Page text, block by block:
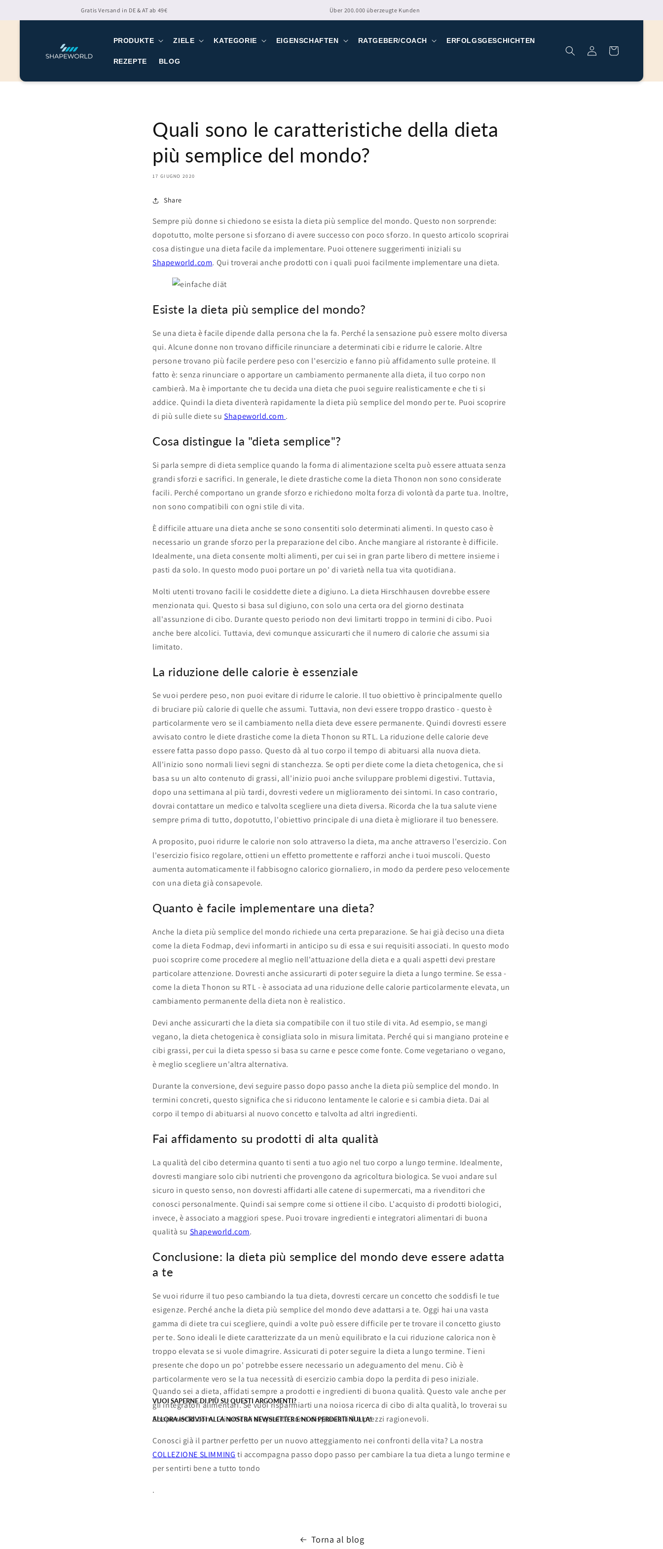
Gratis Versand in DE & AT ab 49€ Über 200.000 überzeugte Kunden
PRODUKTE ZIELE KATEGORIE EIGENSCHAFTEN RATGEBER/COACH ERFOLGSGESCHICHTEN
REZEPTE BLOG
accesso
della
Quali sono le caratteristiche della dieta
più semplice del mondo?
17 GIUGNO 2020
Share
Sempre più donne si chiedono se esista la dieta più semplice del mondo. Questo non sorprende:
dopotutto, molte persone si sforzano di avere successo con poco sforzo. In questo articolo scoprirai
cosa distingue una dieta facile da implementare. Puoi ottenere suggerimenti iniziali su
Shapeworld.com. Qui troverai anche prodotti con i quali puoi facilmente implementare una dieta.
Esiste la dieta più semplice del mondo?
Se una dieta è facile dipende dalla persona che la fa. Perché la sensazione può essere molto diversa
qui. Alcune donne non trovano difficile rinunciare a determinati cibi e ridurre le calorie. Altre
persone trovano più facile perdere peso con l'esercizio e fanno più affidamento sulle proteine. Il
fatto è: senza rinunciare o apportare un cambiamento permanente alla dieta, il tuo corpo non
cambierà. Ma è importante che tu decida una dieta che puoi seguire realisticamente e che ti si
addice. Quindi la dieta diventerà rapidamente la dieta più semplice del mondo per te. Puoi scoprire
di più sulle diete suShapeworld.com .
Cosa distingue la "dieta semplice"?
Si parla sempre di dieta semplice quando la forma di alimentazione scelta può essere attuata senza
grandi sforzi e sacrifici. In generale, le diete drastiche come la dieta Thonon non sono considerate
facili. Perché comportano un grande sforzo e richiedono molta forza di volontà da parte tua. Inoltre,
non sono compatibili con ogni stile di vita.
È difficile attuare una dieta anche se sono consentiti solo determinati alimenti. In questo caso è
necessario un grande sforzo per la preparazione del cibo. Anche mangiare al ristorante è difficile.
Idealmente, una dieta consente molti alimenti, per cui sei in gran parte libero di mettere insieme i
pasti da solo. In questo modo puoi portare un po' di varietà nella tua vita quotidiana.
Molti utenti trovano facili le cosiddette diete a digiuno. La dieta Hirschhausen dovrebbe essere
menzionata qui. Questo si basa sul digiuno, con solo una certa ora del giorno destinata
all'assunzione di cibo. Durante questo periodo non devi limitarti troppo in termini di cibo. Puoi
anche bere alcolici. Tuttavia, devi comunque assicurarti che il numero di calorie che assumi sia
limitato.
La riduzione delle calorie è essenziale
Se vuoi perdere peso, non puoi evitare di ridurre le calorie. Il tuo obiettivo è principalmente quello
di bruciare più calorie di quelle che assumi. Tuttavia, non devi essere troppo drastico - questo è
particolarmente vero se il cambiamento nella dieta deve essere permanente. Quindi dovresti essere
avvisato contro le diete drastiche come la dieta Thonon su RTL. La riduzione delle calorie deve
essere fatta passo dopo passo. Questo dà al tuo corpo il tempo di abituarsi alla nuova dieta.
All'inizio sono normali lievi segni di stanchezza. Se opti per diete come la dieta chetogenica, che si
basa su un alto contenuto di grassi, all'inizio puoi anche sviluppare problemi digestivi. Tuttavia,
dopo una settimana al più tardi, dovresti vedere un miglioramento dei sintomi. In caso contrario,
dovrai contattare un medico e talvolta scegliere una dieta diversa. Ricorda che la tua salute viene
sempre prima di tutto, dopotutto, l'obiettivo principale di una dieta è migliorare il tuo benessere.
A proposito, puoi ridurre le calorie non solo attraverso la dieta, ma anche attraverso l'esercizio. Con
l'esercizio fisico regolare, ottieni un effetto promettente e rafforzi anche i tuoi muscoli. Questo
aumenta automaticamente il fabbisogno calorico giornaliero, in modo da perdere peso velocemente
con una dieta già consapevole.
Quanto è facile implementare una dieta?
Anche la dieta più semplice del mondo richiede una certa preparazione. Se hai già deciso una dieta
come la dieta Fodmap, devi informarti in anticipo su di essa e sui requisiti associati. In questo modo
puoi scoprire come procedere al meglio nell'attuazione della dieta e a quali aspetti devi prestare
particolare attenzione. Dovresti anche assicurarti di poter seguire la dieta a lungo termine. Se essa -
come la dieta Thonon su RTL - è associata ad una riduzione delle calorie particolarmente elevata, un
cambiamento permanente della dieta non è realistico.
Devi anche assicurarti che la dieta sia compatibile con il tuo stile di vita. Ad esempio, se mangi
vegano, la dieta chetogenica è consigliata solo in misura limitata. Perché qui si mangiano proteine ​​e
cibi grassi, per cui la dieta spesso si basa su carne e pesce come fonte. Come vegetariano o vegano,
è meglio scegliere un'altra alternativa.
Durante la conversione, devi seguire passo dopo passo anche la dieta più semplice del mondo. In
termini concreti, questo significa che si riducono lentamente le calorie e si cambia dieta. Dai al
corpo il tempo di abituarsi al nuovo concetto e talvolta ad altri ingredienti.
Fai affidamento su prodotti di alta qualità
La qualità del cibo determina quanto ti senti a tuo agio nel tuo corpo a lungo termine. Idealmente,
dovresti mangiare solo cibi nutrienti che provengono da agricoltura biologica. Se vuoi andare sul
sicuro in questo senso, non dovresti affidarti alle catene di supermercati, ma a rivenditori che
conosci personalmente. Quindi sai sempre come si ottiene il cibo. L'acquisto di prodotti biologici,
invece, è associato a maggiori spese. Puoi trovare ingredienti e integratori alimentari di buona
qualità su Shapeworld.com.
Conclusione: la dieta più semplice del mondo deve essere adatta
a te
Se vuoi ridurre il tuo peso cambiando la tua dieta, dovresti cercare un concetto che soddisfi le tue
esigenze. Perché anche la dieta più semplice del mondo deve adattarsi a te. Oggi hai una vasta
gamma di diete tra cui scegliere, quindi a volte può essere difficile per te trovare il concetto giusto
per te. Sono ideali le diete caratterizzate da un menù equilibrato e la cui riduzione calorica non è
troppo elevata se si vuole dimagrire. Assicurati di poter seguire la dieta a lungo termine. Tieni
presente che dopo un po' potrebbe essere necessario un adeguamento del menu. Ciò è
particolarmente vero se la tua necessità di esercizio cambia dopo la perdita di peso iniziale.
VUOI SAPERNE DI PIÙ SU QUESTI ARGOMENTI?
ALLORA ISCRIVITI ALLA NOSTRA NEWSLETTER E NON PERDERTI NULLA!
Quando sei a dieta, affidati sempre a prodotti e ingredienti di buona qualità. Questo vale anche per
gli integratori alimentari. Se vuoi risparmiarti una noiosa ricerca di cibo di alta qualità, lo troverai su
Shapeworld.com. Gli articoli di qualità sono disponibili lì a prezzi ragionevoli.
Conosci già il partner perfetto per un nuovo atteggiamento nei confronti della vita? La nostra
COLLEZIONE SLIMMING ti accompagna passo dopo passo per cambiare la tua dieta a lungo termine e
per sentirti bene a tutto tondo
.
Torna al blog